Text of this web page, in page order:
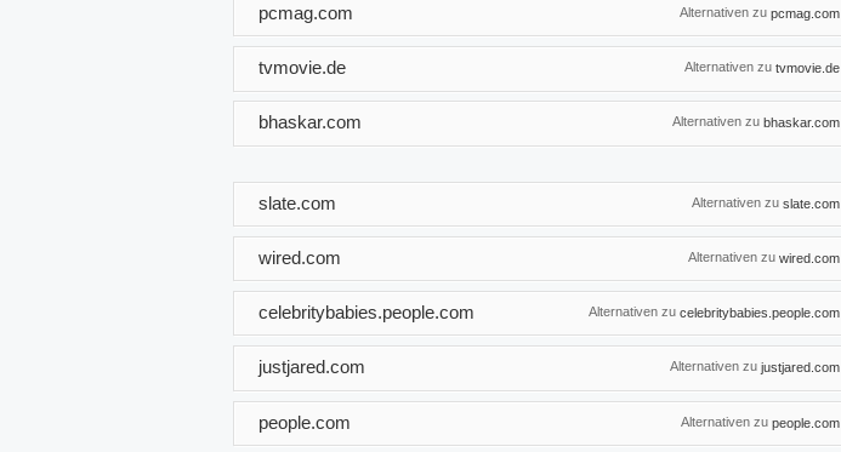
Alternativen zu pcmag.com
pcmag.com
Alternativen zu tvmovie.de
tvmovie.de
Alternativen zu bhaskar.com
bhaskar.com
Alternativen zu slate.com
slate.com
Alternativen zu wired.com
wired.com
Alternativen zu celebritybabies.people.com
celebritybabies.people.com
Alternativen zu justjared.com
justjared.com
Alternativen zu people.com
people.com